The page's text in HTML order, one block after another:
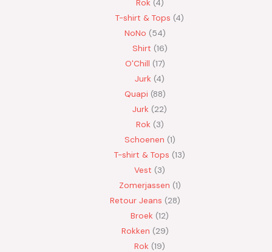
T-shirt & Tops 4
NoNo
54
Shirt 16
O'Chill 17
Jurk 4
Quapi 88
Jurk
22
Rok 3
Schoenen 1
T-shirt & Tops 13
Vest
3
Zomerjassen 1
Retour Jeans
28
Broek 12
Rokken
29
Rok 19